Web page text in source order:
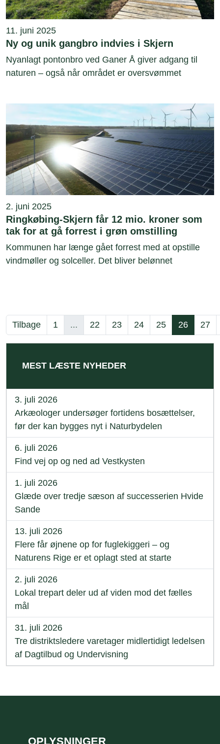
11. juni 2025
Ny og unik gangbro indvies i Skjern
Nyanlagt pontonbro ved Ganer Å giver adgang til
naturen – også når området er oversvømmet
2. juni 2025
Ringkøbing-Skjern får 12 mio. kroner som
tak for at gå forrest i grøn omstilling
Kommunen har længe gået forrest med at opstille
vindmøller og solceller. Det bliver belønnet
Tilbage 1 ... 22 23 24 25 26 27
MEST LÆSTE NYHEDER
3. juli 2026
Arkæologer undersøger fortidens bosættelser,
før der kan bygges nyt i Naturbydelen
6. juli 2026
Find vej op og ned ad Vestkysten
1. juli 2026
Glæde over tredje sæson af successerien Hvide
Sande
13. juli 2026
Flere får øjnene op for fuglekiggeri – og
Naturens Rige er et oplagt sted at starte
2. juli 2026
Lokal trepart deler ud af viden mod det fælles
mål
31. juli 2026
Tre distriktsledere varetager midlertidigt ledelsen
af Dagtilbud og Undervisning
OPLYSNINGER